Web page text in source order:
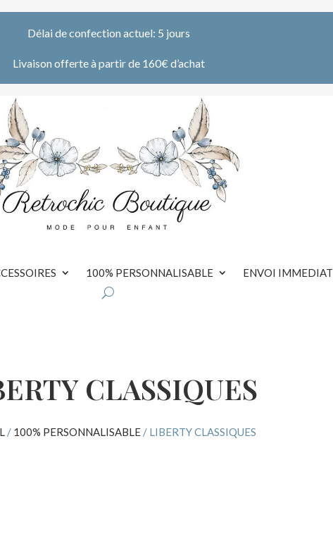
Délai de confection actuel: 5 jours
Livaison offerte à partir de 160€ d’achat
100% PERSONNALISABLE ENVOI IMMEDIAT
CLASSIQUES
/ 100% PERSONNALISABLE/ LIBERTY CLASSIQUES